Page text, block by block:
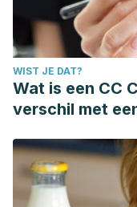
WIST JE DAT?
Wat is een CC
verschil met